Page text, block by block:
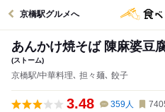
京橋駅グルメへ
あんかけ焼そば 陳麻婆豆
(ストーム)
京橋駅/中華料理､ 担々麺､ 餃子
3.48 359人